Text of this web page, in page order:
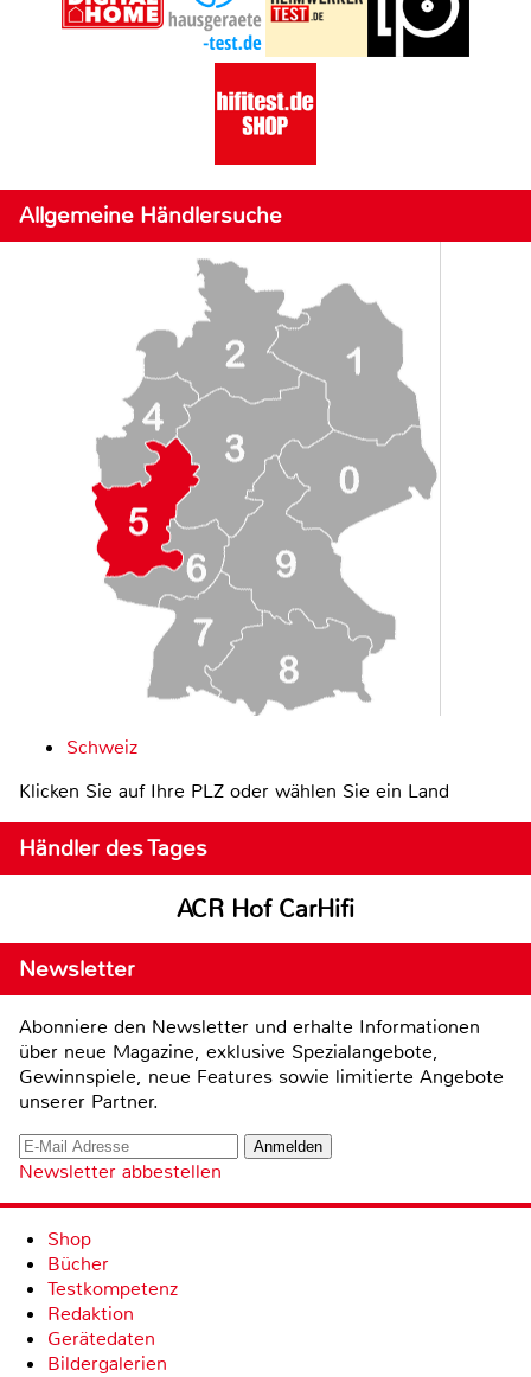
Allgemeine Händlersuche
Schweiz
Klicken Sie auf Ihre PLZ oder wählen Sie ein Land
Händler des Tages
ACR Hof CarHifi
Newsletter
Abonniere den Newsletter und erhalte Informationen
über neue Magazine, exklusive Spezialangebote,
Gewinnspiele, neue Features sowie limitierte Angebote
unserer Partner.
Newsletter abbestellen
Shop
Bücher
Testkompetenz
Redaktion
Gerätedaten
Bildergalerien